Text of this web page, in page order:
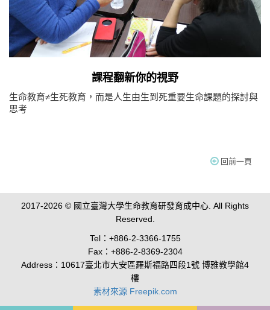
課程翻新你的視野
生命教育≠生死教育，而是人生由生到死重要生命課題的探討與
思考
回前一頁
2017-2026 © 國立臺灣大學生命教育研發育成中心. All Rights
Reserved.
Tel：+886-2-3366-1755
Fax：+886-2-8369-2304
Address：10617臺北市大安區羅斯福路四段1號 博雅教學館4
樓
素材來源 Freepik.com